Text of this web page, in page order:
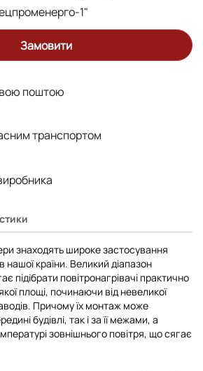
1"
Замовити
поштою
транспортом
знаходять широке застосування
нашої країни. Великий діапазон
підібрати повітронагрівачі практично
площі, починаючи від невеликої
Причому їх монтаж може
будівлі, так і за її межами, а
зовнішнього повітря, що сягає